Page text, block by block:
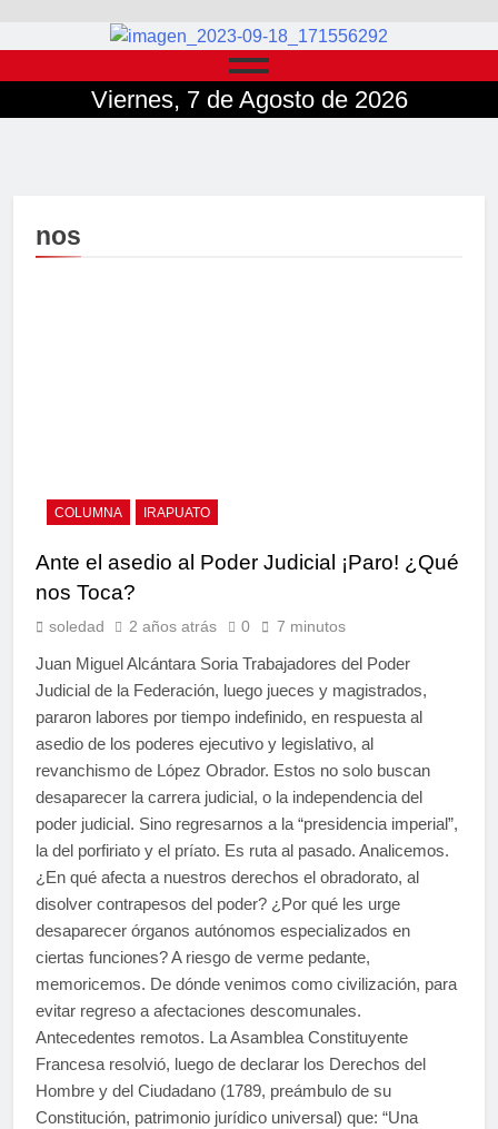
Viernes, 7 de Agosto de 2026
nos
COLUMNA IRAPUATO
Ante el asedio al Poder Judicial ¡Paro! ¿Qué
nos Toca?
soledad 2 años atrás 0 7 minutos
Juan Miguel Alcántara Soria Trabajadores del Poder
Judicial de la Federación, luego jueces y magistrados,
pararon labores por tiempo indefinido, en respuesta al
asedio de los poderes ejecutivo y legislativo, al
revanchismo de López Obrador. Estos no solo buscan
desaparecer la carrera judicial, o la independencia del
poder judicial. Sino regresarnos a la “presidencia imperial”,
la del porfiriato y el príato. Es ruta al pasado. Analicemos.
¿En qué afecta a nuestros derechos el obradorato, al
disolver contrapesos del poder? ¿Por qué les urge
desaparecer órganos autónomos especializados en
ciertas funciones? A riesgo de verme pedante,
memoricemos. De dónde venimos como civilización, para
evitar regreso a afectaciones descomunales.
Antecedentes remotos. La Asamblea Constituyente
Francesa resolvió, luego de declarar los Derechos del
Hombre y del Ciudadano (1789, preámbulo de su
Constitución, patrimonio jurídico universal) que: “Una